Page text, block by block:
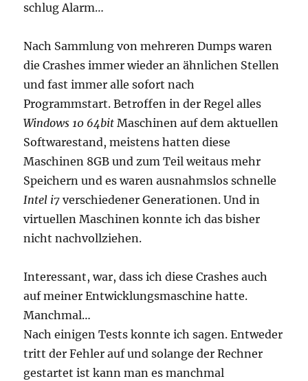
schlug Alarm…
Nach Sammlung von mehreren Dumps waren
die Crashes immer wieder an ähnlichen Stellen
und fast immer alle sofort nach
Programmstart. Betroffen in der Regel alles
Windows 10 64bit Maschinen auf dem aktuellen
Softwarestand, meistens hatten diese
Maschinen 8GB und zum Teil weitaus mehr
Speichern und es waren ausnahmslos schnelle
Intel i7 verschiedener Generationen. Und in
virtuellen Maschinen konnte ich das bisher
nicht nachvollziehen.
Interessant, war, dass ich diese Crashes auch
auf meiner Entwicklungsmaschine hatte.
Manchmal…
Nach einigen Tests konnte ich sagen. Entweder
tritt der Fehler auf und solange der Rechner
gestartet ist kann man es manchmal